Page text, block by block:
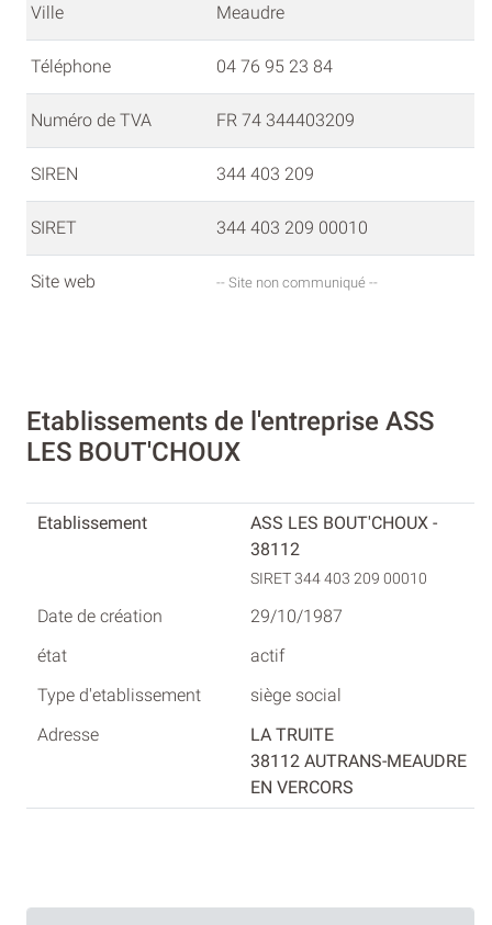
Ville Meaudre
Téléphone 04 76 95 23 84
Numéro de TVA FR 74 344403209
SIREN 344 403 209
SIRET 344 403 209 00010
Site web -- Site non communiqué --
Etablissements de l'entreprise ASS
LES BOUT'CHOUX
ASS LES BOUT'CHOUX -
38112
SIRET 344 403 209 00010
29/10/1987
actif
siège social
LA TRUITE
38112 AUTRANS-MEAUDRE
EN VERCORS